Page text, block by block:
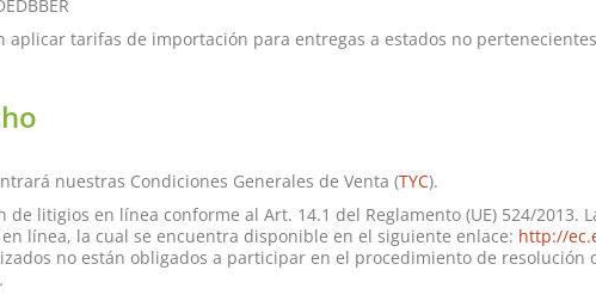
aplicar tarifas de importación para entregas a estados no
nuestras Condiciones Generales de Venta (TYC).
de litigios en línea conforme al Art. 14.1 del Reglamento (UE) 524/
línea, la cual se encuentra disponible en el siguiente enlace: http://
no están obligados a participar en el procedimiento de resolución